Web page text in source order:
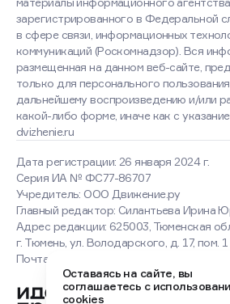
Дата регистрации: 26 января 2024 г.
Серия ИА № ФС77-86707
Учредитель: ООО Движение.ру
Главный редактор: Силантьева Ирина
Адрес редакции: 625003, Тюменская обл.,
г. Тюмень, ул. Володарского, д. 17, пом. 1
Почта: news@dvizh.ru
На веб-сайте dvizhenie.ru публикуются
материалы информационного
зарегистрированного в Федеральной
в сфере связи, информационных
коммуникаций (Роскомнадзор). Вся
размещенная на данном веб-сайте,
только для персонального пользования
дальнейшему воспроизведению и/или
какой-либо форме, иначе как с
dvizhenie.ru
Оставаясь на сайте, вы
соглашаетесь с
cookies